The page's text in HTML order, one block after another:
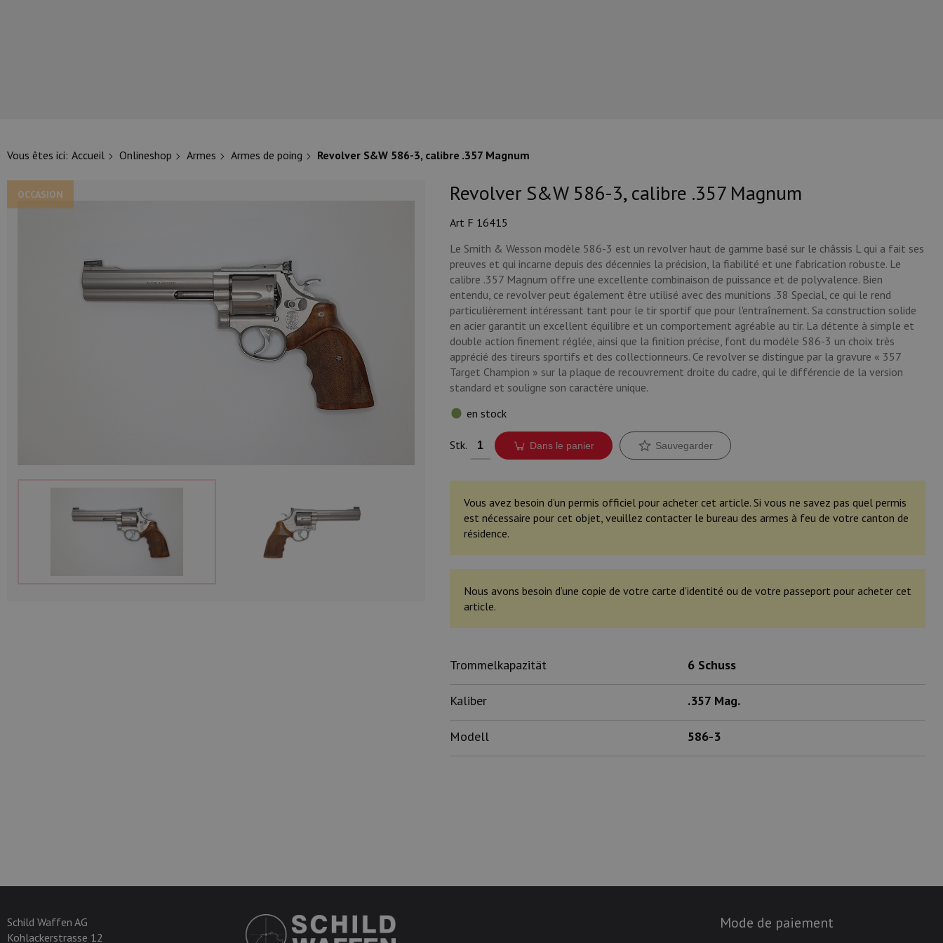
Vous êtes ici: Accueil Onlineshop Armes Armes de poing Revolver S&W 586-3, calibre .357 Magnum
OCCASION Revolver S&W 586-3, calibre .357 Magnum
Art F 16415
Le Smith & Wesson modèle 586-3 est un revolver haut de gamme basé sur le châssis L qui a fait ses
preuves et qui incarne depuis des décennies la précision, la fiabilité et une fabrication robuste. Le
calibre .357 Magnum offre une excellente combinaison de puissance et de polyvalence. Bien
entendu, ce revolver peut également être utilisé avec des munitions .38 Special, ce qui le rend
particulièrement intéressant tant pour le tir sportif que pour l'entraînement. Sa construction solide
en acier garantit un excellent équilibre et un comportement agréable au tir. La détente à simple et
double action finement réglée, ainsi que la finition précise, font du modèle 586-3 un choix très
apprécié des tireurs sportifs et des collectionneurs. Ce revolver se distingue par la gravure « 357
Target Champion » sur la plaque de recouvrement droite du cadre, qui le différencie de la version
standard et souligne son caractère unique.
en stock
Stk. Dans le panier Sauvegarder
Vous avez besoin d’un permis officiel pour acheter cet article. Si vous ne savez pas quel permis
est nécessaire pour cet objet, veuillez contacter le bureau des armes à feu de votre canton de
résidence.
Nous avons besoin d’une copie de votre carte d’identité ou de votre passeport pour acheter cet
article.
Trommelkapazität 6 Schuss
Kaliber .357 Mag.
Modell 586-3
Schild Waffen AG
Kohlackerstrasse 12
Mode de paiement
NOS CATÉGORIES PRINCIPALES